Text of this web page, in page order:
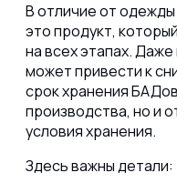
В отличие от
это продукт,
на всех этапах.
может привести к
срок хранения
производства, но и
условия хранения.
Здесь важны детали: